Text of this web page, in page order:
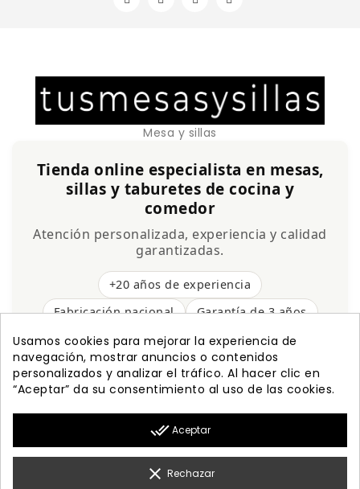
Mesa y sillas
Tienda online especialista en mesas,
sillas y taburetes de cocina y
comedor
Atención personalizada, experiencia y calidad
garantizadas.
+20 años de experiencia
Fabricación nacional
Garantía de 3 años
Envío gratis
PRODUCTOS 

Usamos cookies para mejorar la experiencia de
navegación, mostrar anuncios o contenidos
personalizados y analizar el tráfico. Al hacer clic en
“Aceptar” da su consentimiento al uso de las cookies.
done_all Aceptar
clear Rechazar